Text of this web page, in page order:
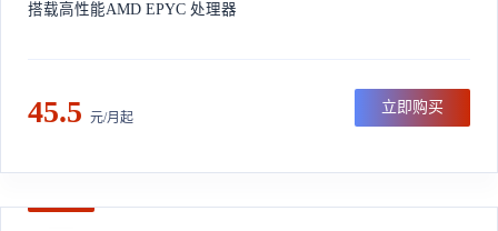
搭载高性能AMD EPYC 处理器
45.5 元/月起
立即购买